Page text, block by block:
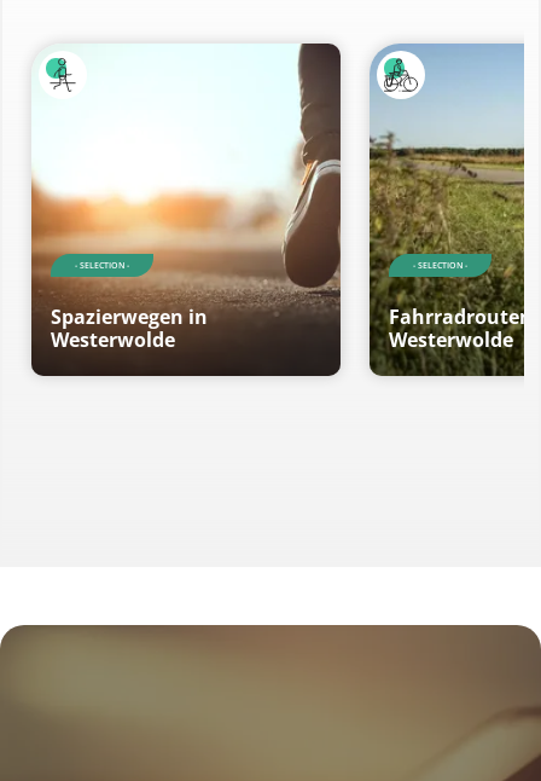
- SELECTION -
Spazierwegen in
Westerwolde
- SELECTION -
Fahrradrouten
Westerwolde